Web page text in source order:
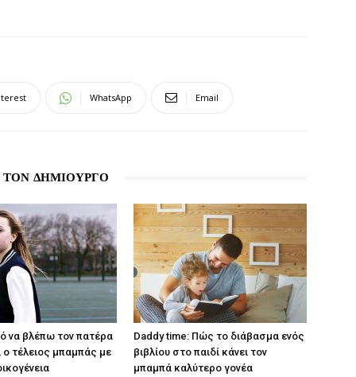
WhatsApp Email
ΤΟΝ ΔΗΜΙΟΥΡΓΟ
να βλέπω τον πατέρα
ο τέλειος μπαμπάς με
Daddy time: Πώς το διάβασμα ενός
βιβλίου στο παιδί κάνει τον
μπαμπά καλύτερο γονέα